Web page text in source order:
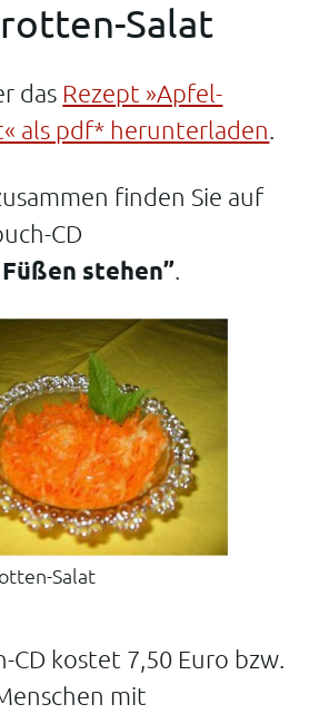
Salat
das Rezept »Apfel-
als pdf* herunterladen.
finden Sie auf
CD
stehen”.
Salat
CD kostet 7,50 Euro bzw.
mit